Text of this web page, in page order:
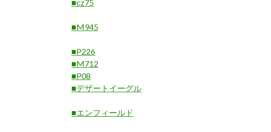
■cz75
■M945
■P226
■M712
■P08
■デザートイーグル
■エンフィールド